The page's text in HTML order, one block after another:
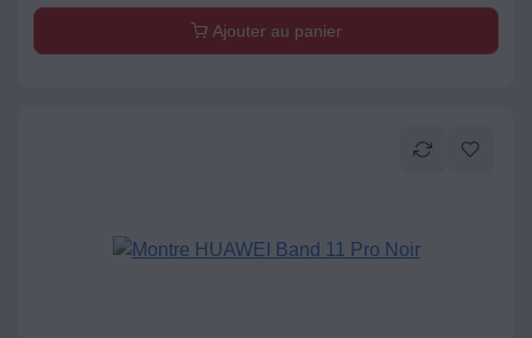
Ajouter au panier